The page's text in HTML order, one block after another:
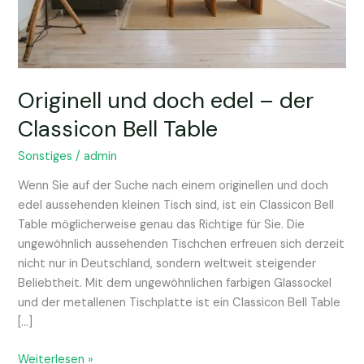
Originell und doch edel – der
Classicon Bell Table
Sonstiges /admin
Wenn Sie auf der Suche nach einem originellen und doch
edel aussehenden kleinen Tisch sind, ist ein Classicon Bell
Table möglicherweise genau das Richtige für Sie. Die
ungewöhnlich aussehenden Tischchen erfreuen sich derzeit
nicht nur in Deutschland, sondern weltweit steigender
Beliebtheit. Mit dem ungewöhnlichen farbigen Glassockel
und der metallenen Tischplatte ist ein Classicon Bell Table
[…]
Table
Weiterlesen »